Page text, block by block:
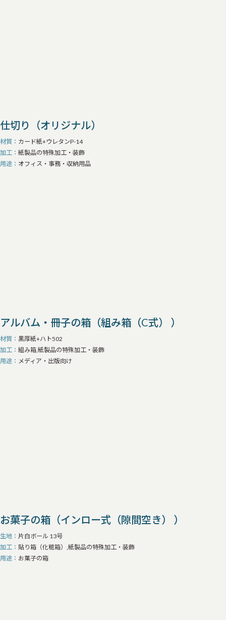
仕切り（オリジナル）
材質
カード紙+ウレタンP-14
加工
紙製品の特殊加工・装飾
用途
オフィス・事務・収納用品
アルバム・冊子の箱（組み箱（C式） ）
材質
黒厚紙+ハト502
加工
組み箱,紙製品の特殊加工・装飾
用途
メディア・出版向け
お菓子の箱（インロー式（隙間空き） ）
生地
片白ボール 13号
加工
貼り箱（化粧箱）,紙製品の特殊加工・装飾
用途
お菓子の箱